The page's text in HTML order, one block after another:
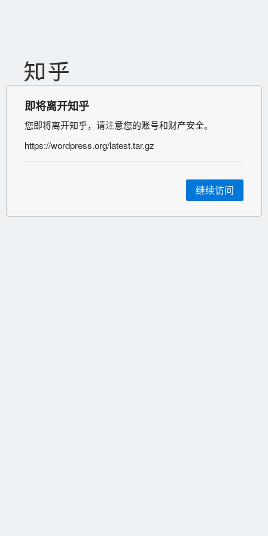
即将离开知乎
您即将离开知乎，请注意您的账号和财产安全。
https://wordpress.org/latest.tar.gz
继续访问